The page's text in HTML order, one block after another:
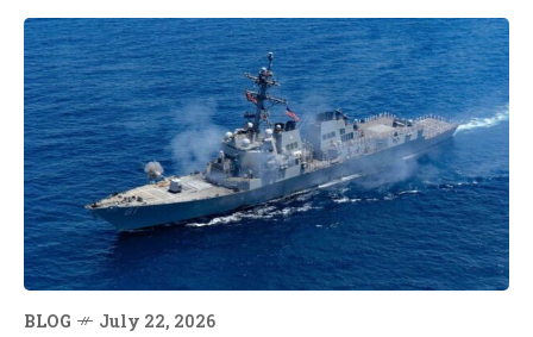
BLOG July 22, 2026